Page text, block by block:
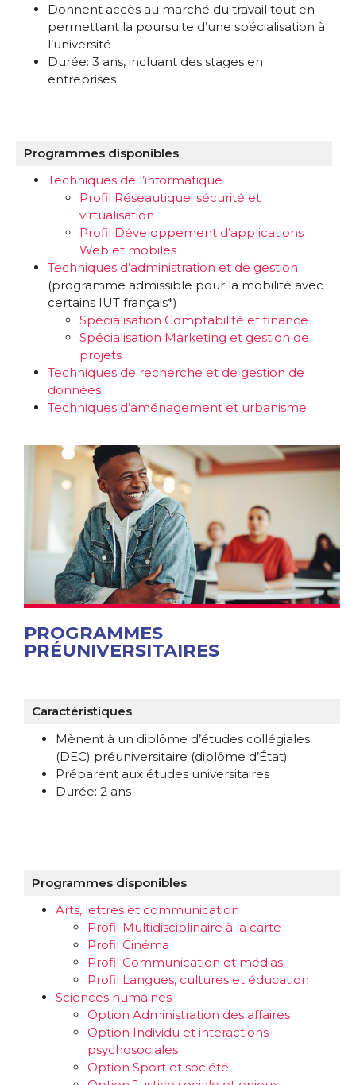
Donnent accès au marché du travail tout en
permettant la poursuite d’une spécialisation à
l’université
Durée: 3 ans, incluant des stages en
entreprises
Programmes disponibles
Techniques de l’informatique
Profil Réseautique: sécurité et
virtualisation
Profil Développement d’applications
Web et mobiles
Techniques d’administration et de gestion
(programme admissible pour la mobilité avec
certains IUT français*)
Spécialisation Comptabilité et finance
Spécialisation Marketing et gestion de
projets
Techniques de recherche et de gestion de
données
Techniques d’aménagement et urbanisme
PROGRAMMES
PRÉUNIVERSITAIRES
Caractéristiques
Mènent à un diplôme d’études collégiales
(DEC) préuniversitaire (diplôme d’État)
Préparent aux études universitaires
Durée: 2 ans
Programmes disponibles
Arts, lettres et communication
Profil Multidisciplinaire à la carte
Profil Cinéma
Profil Communication et médias
Profil Langues, cultures et éducation
Sciences humaines
Option Administration des affaires
Option Individu et interactions
psychosociales
Option Sport et société